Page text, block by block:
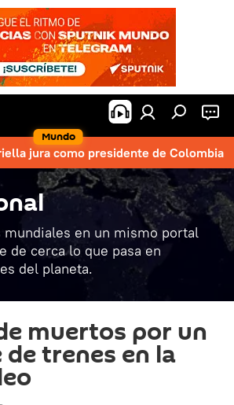
Mundo
jura como presidente de Colombia
mundiales en un mismo portal
de cerca lo que pasa en
del planeta.
muertos por un
trenes en la